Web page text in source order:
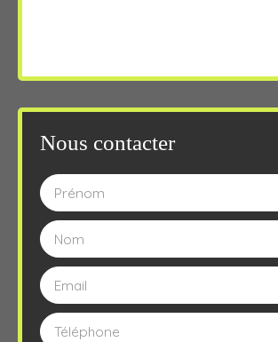
Nous contacter
Prénom
Nom
Email
Téléphone